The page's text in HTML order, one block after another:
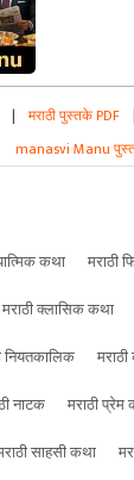
| मराठी पुस्तके PDF |
manasvi Manu
कथा
मराठी
मराठी क्लासिक कथा
नियतकालिक
नाटक मराठी प्रेम
साहसी कथा